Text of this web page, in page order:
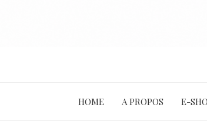
HOME A PROPOS E-